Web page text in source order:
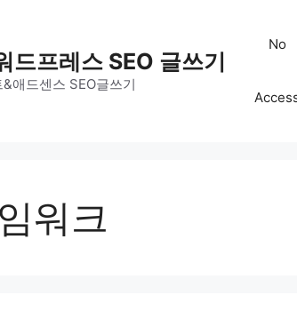
드프레스 SEO 글쓰기
&애드센스 SEO글쓰기
No
워크